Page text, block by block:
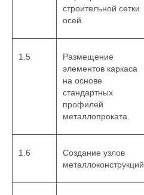
строительной сетки
осей.
1.5
Размещение
элементов каркаса
на основе
стандартных
профилей
металлопроката.
1.6
Создание узлов
металлоконструкций